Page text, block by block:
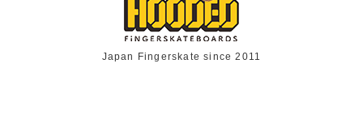
Japan Fingerskate since 2011